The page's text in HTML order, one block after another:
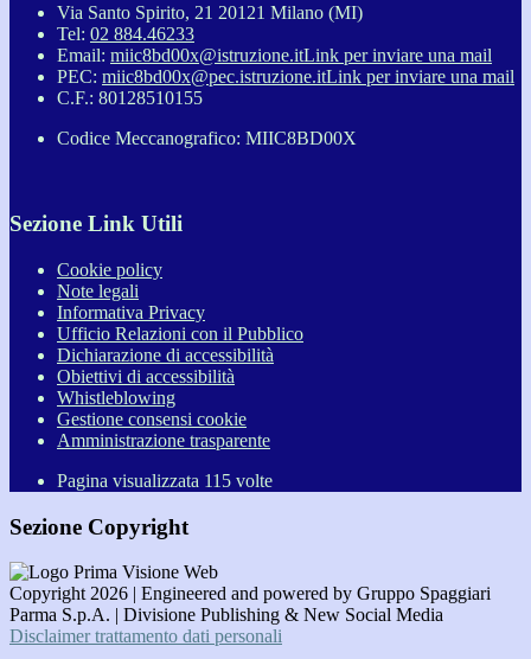
Via Santo Spirito, 21 20121 Milano (MI)
Tel: 02 884.46233
Email: miic8bd00x@istruzione.itLink per inviare una mail
PEC: miic8bd00x@pec.istruzione.itLink per inviare una mail
C.F.: 80128510155
Codice Meccanografico: MIIC8BD00X
Sezione Link Utili
Cookie policy
Note legali
Informativa Privacy
Ufficio Relazioni con il Pubblico
Dichiarazione di accessibilità
Obiettivi di accessibilità
Whistleblowing
Gestione consensi cookie
Amministrazione trasparente
Pagina visualizzata 115 volte
Sezione Copyright
Copyright 2026 | Engineered and powered by Gruppo Spaggiari
Parma S.p.A. | Divisione Publishing & New Social Media
Disclaimer trattamento dati personali